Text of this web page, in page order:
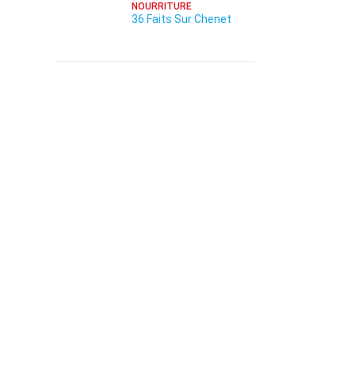
NOURRITURE
36 Faits Sur Chenet